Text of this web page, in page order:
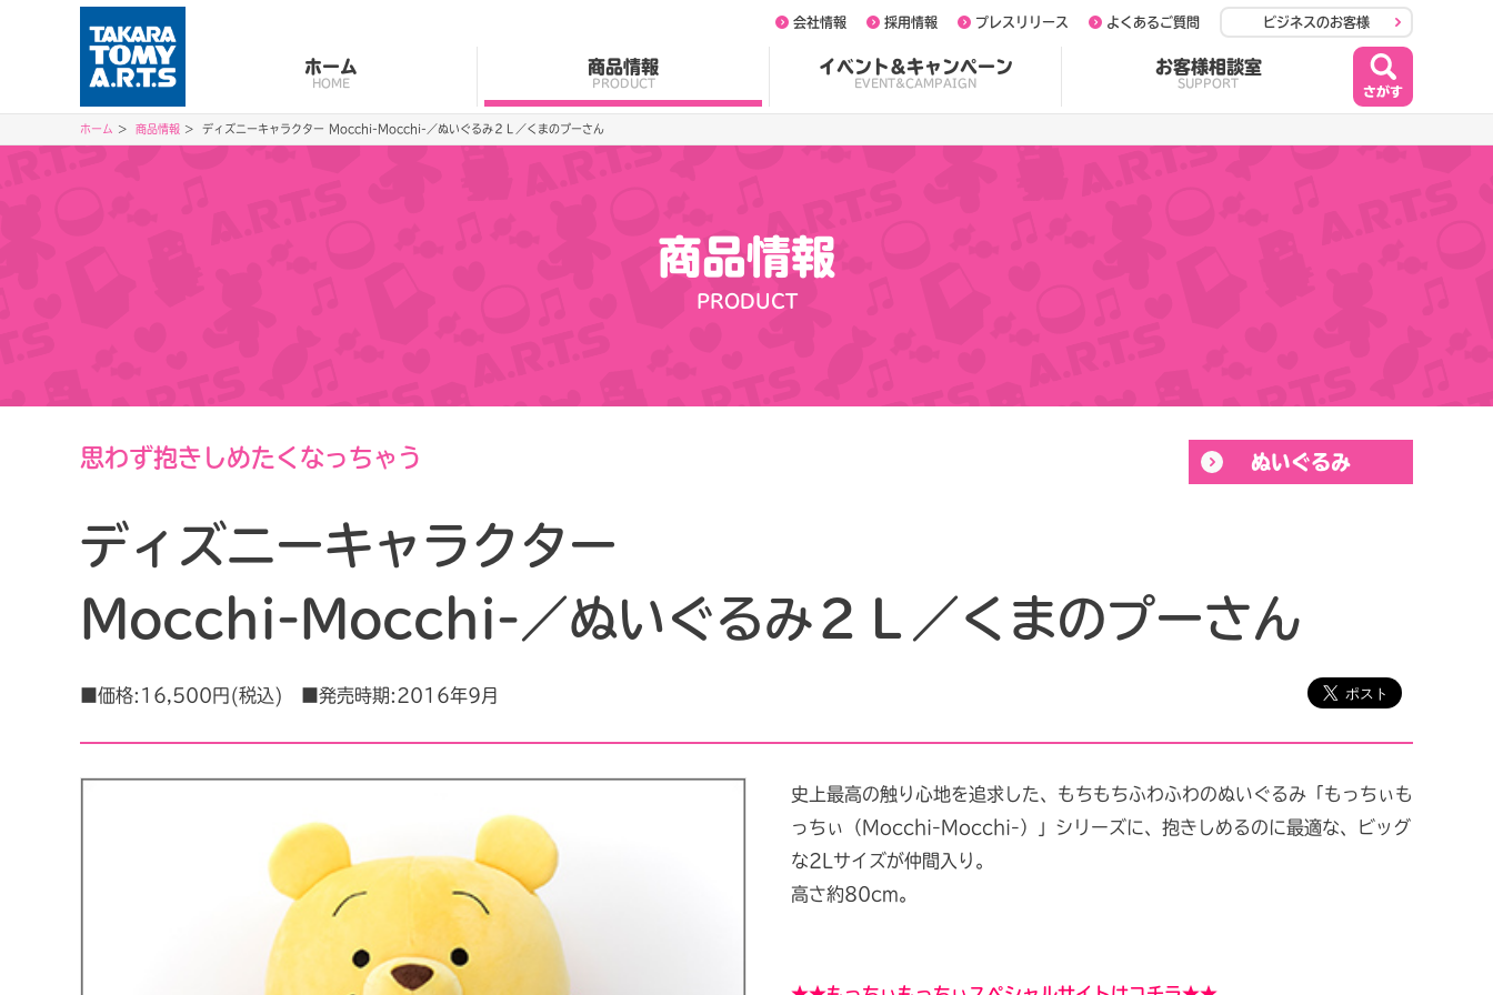
ホーム
HOME
商品情報
PRODUCT
イベント&キャンペーン
EVENT&CAMPAIGN
お客様相談室
SUPPORT
会社情報 採用情報 プレスリリース よくあるご質問 ビジネスのお客様
ホーム 商品情報 ディズニーキャラクター Mocchi-Mocchi-／ぬいぐるみ２Ｌ／くまのプーさん
商品情報
PRODUCT
ぬいぐるみ
思わず抱きしめたくなっちゃう
ディズニーキャラクター
Mocchi-Mocchi-／ぬいぐるみ２Ｌ／くまのプーさん
■価格:16,500円(税込) ■発売時期:2016年9月
史上最高の触り心地を追求した、もちもちふわふわのぬいぐるみ「もっちぃも
っちぃ（Mocchi-Mocchi-）」シリーズに、抱きしめるのに最適な、ビッグ
な2Lサイズが仲間入り。
高さ約80cm。